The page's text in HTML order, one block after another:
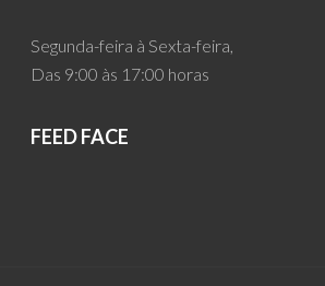
Segunda-feira à Sexta-feira,
Das 9:00 às 17:00 horas
FEED FACE